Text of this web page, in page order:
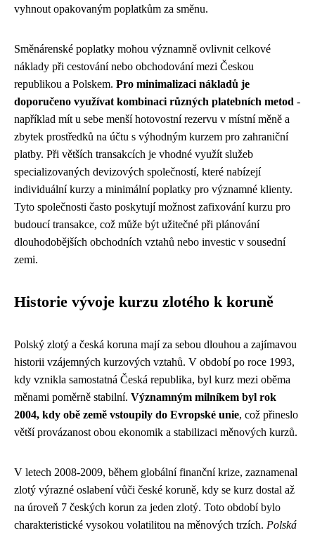
vyhnout opakovaným poplatkům za směnu.
Směnárenské poplatky mohou významně ovlivnit celkové
náklady při cestování nebo obchodování mezi Českou
republikou a Polskem. Pro minimalizaci nákladů je
doporučeno využívat kombinaci různých platebních metod -
například mít u sebe menší hotovostní rezervu v místní měně a
zbytek prostředků na účtu s výhodným kurzem pro zahraniční
platby. Při větších transakcích je vhodné využít služeb
specializovaných devizových společností, které nabízejí
individuální kurzy a minimální poplatky pro významné klienty.
Tyto společnosti často poskytují možnost zafixování kurzu pro
budoucí transakce, což může být užitečné při plánování
dlouhodobějších obchodních vztahů nebo investic v sousední
zemi.
Historie vývoje kurzu zlotého k koruně
Polský zlotý a česká koruna mají za sebou dlouhou a zajímavou
historii vzájemných kurzových vztahů. V období po roce 1993,
kdy vznikla samostatná Česká republika, byl kurz mezi oběma
měnami poměrně stabilní. Významným milníkem byl rok
2004, kdy obě země vstoupily do Evropské unie, což přineslo
větší provázanost obou ekonomik a stabilizaci měnových kurzů.
V letech 2008-2009, během globální finanční krize, zaznamenal
zlotý výrazné oslabení vůči české koruně, kdy se kurz dostal až
na úroveň 7 českých korun za jeden zlotý. Toto období bylo
charakteristické vysokou volatilitou na měnových trzích. Polská